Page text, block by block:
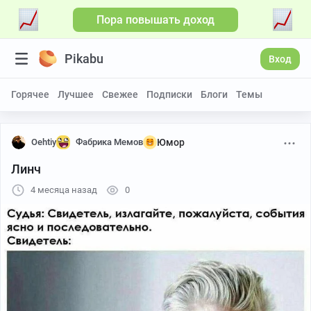
Пора повышать доход
Pikabu Вход
Горячее Лучшее Свежее Подписки Блоги Темы
Oehtiy Фабрика Мемов Юмор
Линч
4 месяца назад 0